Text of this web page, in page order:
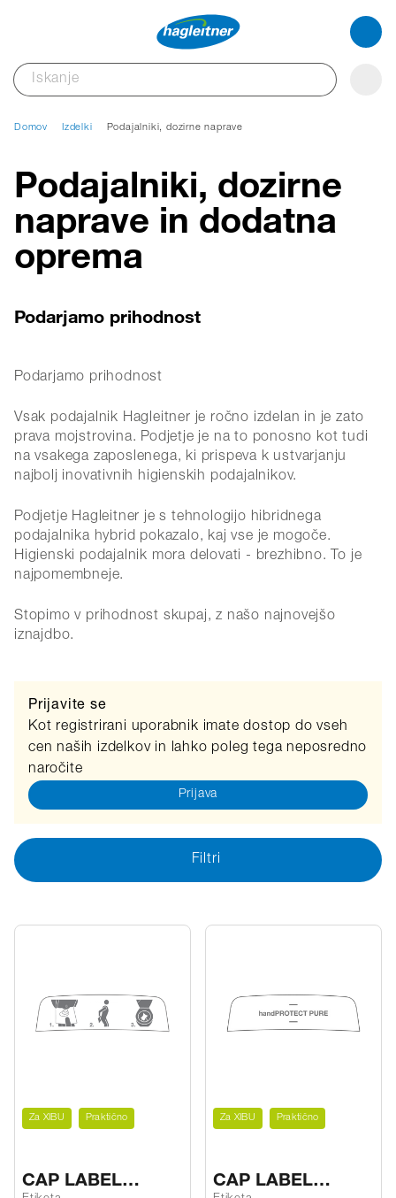
Domov Izdelki Podajalniki, dozirne naprave
Podajalniki, dozirne
naprave in dodatna
oprema
Podarjamo prihodnost
Podarjamo prihodnost
Vsak podajalnik Hagleitner je ročno izdelan in je zato
prava mojstrovina. Podjetje je na to ponosno kot tudi
na vsakega zaposlenega, ki prispeva k ustvarjanju
najbolj inovativnih higienskih podajalnikov.
Podjetje Hagleitner je s tehnologijo hibridnega
podajalnika hybrid pokazalo, kaj vse je mogoče.
Higienski podajalnik mora delovati - brezhibno. To je
najpomembneje.
Stopimo v prihodnost skupaj, z našo najnovejšo
iznajdbo.
Prijavite se
Kot registrirani uporabnik imate dostop do vseh
cen naših izdelkov in lahko poleg tega neposredno
naročite
Prijava
Filtri
Za XIBU Praktično
CAP LABEL
Za XIBU Praktično
CAP LABEL